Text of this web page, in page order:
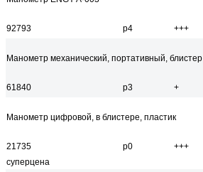
92793 р4 +++
Манометр механический, портативный, блистер
61840 р3 +
Манометр цифровой, в блистере, пластик
21735 р0 +++
суперцена